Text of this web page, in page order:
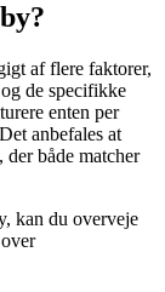
af flere faktorer,
de specifikke
enten per
anbefales at
både matcher
kan du overveje